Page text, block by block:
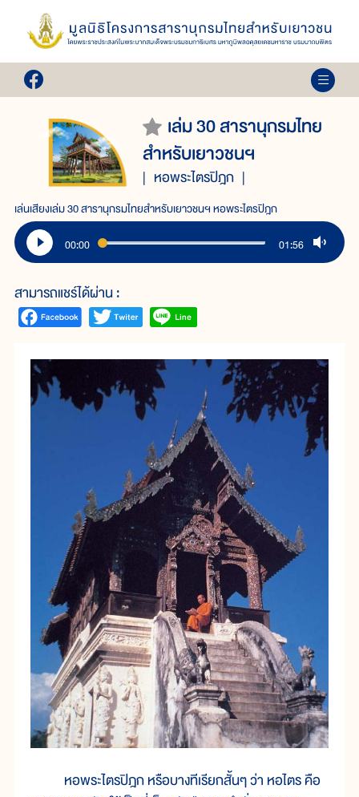
เล่ม 30 สารานุกรมไทย
สำหรับเยาวชนฯ
หอพระไตรปิฎก
เล่นเสียงเล่ม 30 สารานุกรมไทยสำหรับเยาวชนฯ หอพระไตรปิฎก
00:00 01:56
สามารถแชร์ได้ผ่าน :
หอพระไตรปิฎก หรือบางทีเรียกสั้นๆ ว่า หอไตร คือ